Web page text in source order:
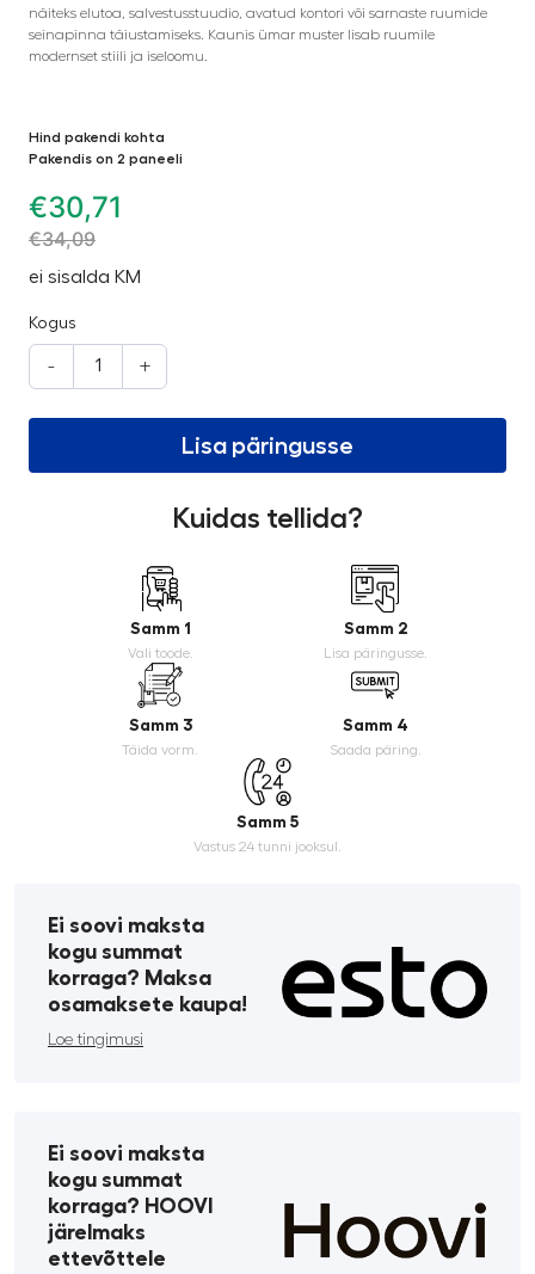
näiteks elutoa, salvestusstuudio, avatud kontori või sarnaste ruumide
seinapinna täiustamiseks. Kaunis ümar muster lisab ruumile
modernset stiili ja iseloomu.
Hind pakendi kohta
Pakendis on 2 paneeli
€30,71
€34,09
ei sisalda KM
Kogus
- +
Lisa päringusse
Kuidas tellida?
Samm 1
Vali toode.
Samm 2
Lisa päringusse.
Samm 3
Täida vorm.
Samm 4
Saada päring.
Samm 5
Vastus 24 tunni jooksul.
Ei soovi maksta
kogu summat
korraga? Maksa
osamaksete kaupa!
Loe tingimusi
Ei soovi maksta
kogu summat
korraga? HOOVI
järelmaks
ettevõttele